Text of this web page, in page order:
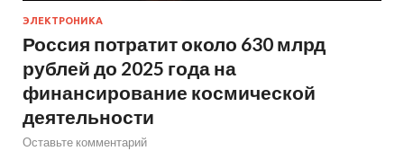
ЭЛЕКТРОНИКА
Россия потратит около 630 млрд
рублей до 2025 года на
финансирование космической
деятельности
Оставьте комментарий